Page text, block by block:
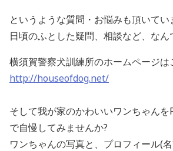
というような質問・お悩みも頂いてい
日頃のふとした疑問、相談など、なん
横須賀警察犬訓練所のホームページは
http://houseofdog.net/
そして我が家のかわいいワンちゃん
で自慢してみませんか?
ワンちゃんの写真と、プロフィール(名